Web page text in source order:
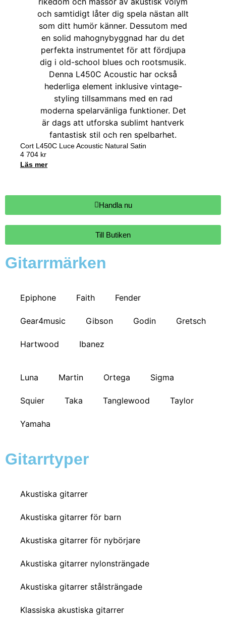
Cort L450C Luce Acoustic Natural Satin
4 704 kr
Läs mer
Handla nu
Till Butiken
Gitarrmärken
Epiphone Faith Fender
Gear4music Gibson Godin Gretsch
Hartwood Ibanez
Luna Martin Ortega Sigma
Squier Taka Tanglewood Taylor
Yamaha
Gitarrtyper
Akustiska gitarrer
Akustiska gitarrer för barn
Akustiska gitarrer för nybörjare
Akustiska gitarrer nylonsträngade
Akustiska gitarrer stålsträngade
Klassiska akustiska gitarrer